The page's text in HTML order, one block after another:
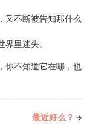
又不断被告知那什么
里迷失。
你不知道它在哪，也
最近好么？ →